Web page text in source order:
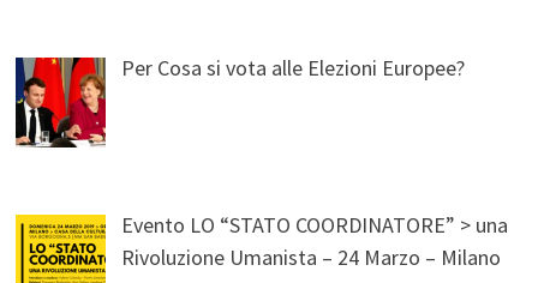
Per Cosa si vota alle Elezioni Europee?
Evento LO “STATO COORDINATORE” > una
Rivoluzione Umanista – 24 Marzo – Milano